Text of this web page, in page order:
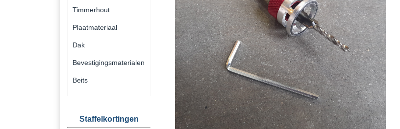
Timmerhout
Plaatmateriaal
Dak
Bevestigingsmaterialen
Beits
Staffelkortingen